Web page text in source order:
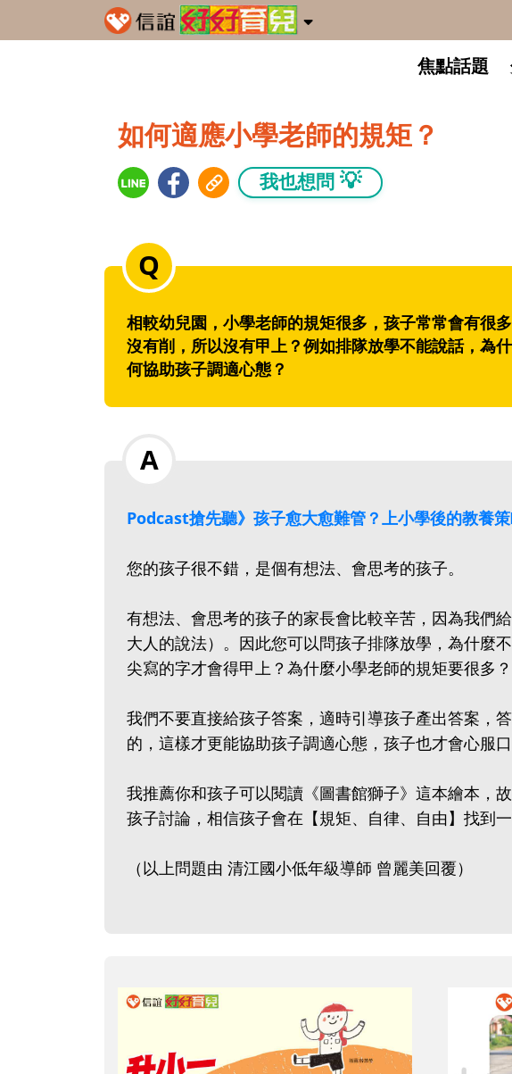
焦點話題
如何適應小學老師的規矩？
我也想問 💡
相較幼兒園，小學老師的規矩很多，孩子常常會有很
沒有削，所以沒有甲上？例如排隊放學不能說話，為
何協助孩子調適心態？
Podcast搶先聽》孩子愈大愈難管？上小學後的教養
您的孩子很不錯，是個有想法、會思考的孩子。
有想法、會思考的孩子的家長會比較辛苦，因為我們
大人的說法）。因此您可以問孩子排隊放學，為什麼
尖寫的字才會得甲上？為什麼小學老師的規矩要很多？
我們不要直接給孩子答案，適時引導孩子產出答案，
的，這樣才更能協助孩子調適心態，孩子也才會心服口
我推薦你和孩子可以閱讀《圖書館獅子》這本繪本，
孩子討論，相信孩子會在【規矩、自律、自由】找到一
（以上問題由 清江國小低年級導師 曾麗美回覆）